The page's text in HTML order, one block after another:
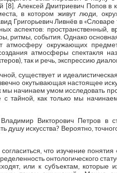
[8]. Алексей Дмитриевич Попов в
в котором живут люди,
Григорьевич Ливнёв в
аспектов: пространственный,
ритмы, события. Однако
атмосферу окружающих
атмосферы спектакля
так и речь, экспрессию
существует и
окутывающая настоящее
мы начинаем умом исследовать
с тайной, как только мы
Викторович Петров в
душу искусства? Вероятно,
что изучение
онтологического
или к субъектам,